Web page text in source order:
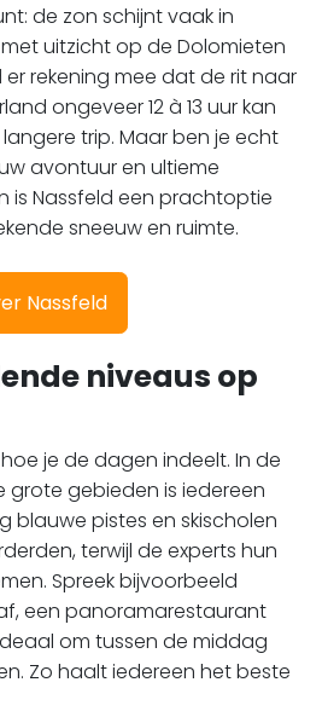
de zon schijnt vaak in
met uitzicht op de Dolomieten
rekening mee dat de rit naar
ongeveer 12 à 13 uur kan
trip. Maar ben je echt
avontuur en ultieme
is Nassfeld een prachtoptie
sneeuw en ruimte.
Nassfeld
niveaus op
je de dagen indeelt. In de
gebieden is iedereen
blauwe pistes en skischolen
terwijl de experts hun
Spreek bijvoorbeeld
een panoramarestaurant
om tussen de middag
Zo haalt iedereen het beste